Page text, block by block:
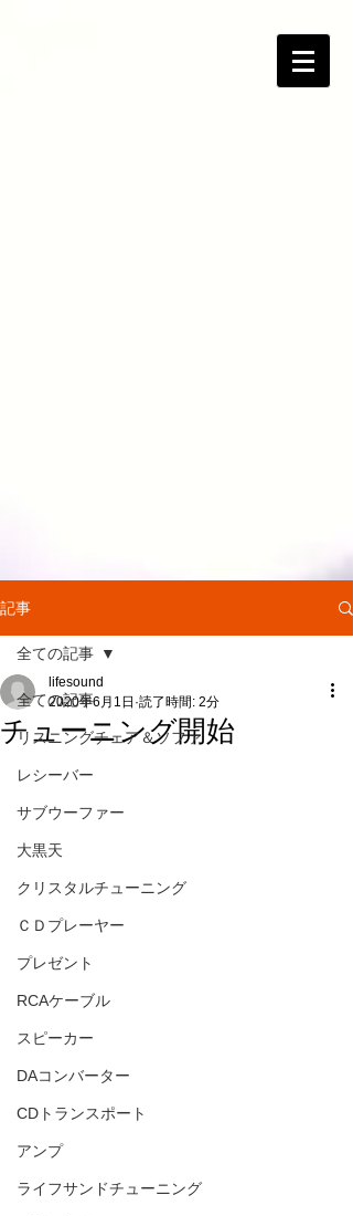
記事
全ての記事
リスニングチェア＆ソファ
レシーバー
サブウーファー
大黒天
クリスタルチューニング
ＣＤプレーヤー
プレゼント
RCAケーブル
スピーカー
DAコンバーター
CDトランスポート
アンプ
ライフサンドチューニング
全ての記事
チューニング開始
lifesound
2020年6月1日 読了時間: 2分